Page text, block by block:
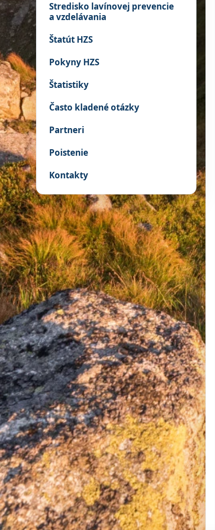
Stredisko lavínovej prevencie
a vzdelávania
Štatút HZS
Pokyny HZS
Štatistiky
Často kladené otázky
Partneri
Poistenie
Kontakty